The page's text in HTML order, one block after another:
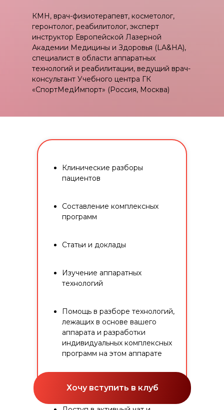
КМН, врач-физиотерапевт, косметолог,
геронтолог, реабилитолог, эксперт
инструктор Европейской Лазерной
Академии Медицины и Здоровья (LA&HA),
специалист в области аппаратных
технологий и реабилитации, ведущий врач-
консультант Учебного центра ГК
«СпортМедИмпорт» (Россия, Москва)
Клинические разборы
пациентов
Составление комплексных
программ
Статьи и доклады
Изучение аппаратных
технологий
Помощь в разборе технологий,
лежащих в основе вашего
аппарата и разработки
индивидуальных комплексных
программ на этом аппарате
Хочу вступить в клуб